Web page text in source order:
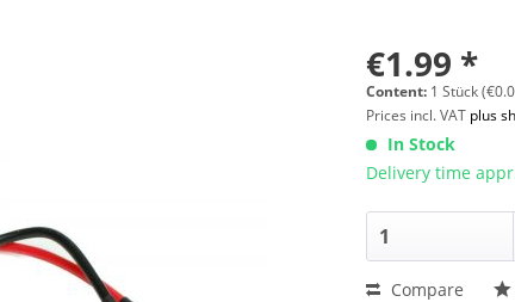
€1.99 *
Content: 1 Stück
Prices incl. VAT plus
In Stock
Delivery time
Compare